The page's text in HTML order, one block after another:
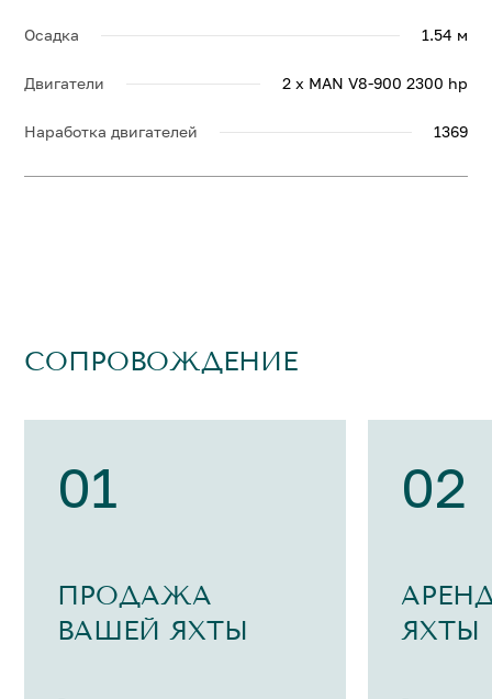
Осадка 1.54 м
Двигатели 2 x MAN V8-900 2300 hp
Наработка двигателей 1369
СОПРОВОЖДЕНИЕ
01
ПРОДАЖА
ВАШЕЙ ЯХТЫ
02
ЯХТЫ